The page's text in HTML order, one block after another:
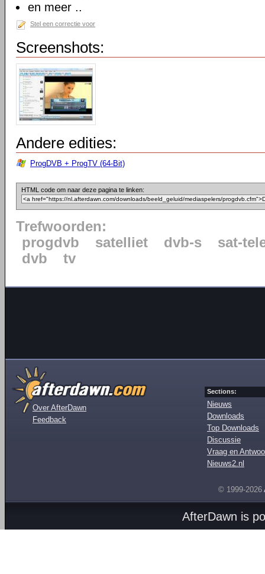
en meer ..
Stel een correctie voor
Screenshots:
Andere edities:
ProgDVB + ProgTV (64-Bit)
HTML code om naar deze pagina te linken:
Trefwoorden:
progdvb
satelliet dvb-s
sat-
dvb
tv
Over AfterDawn
Feedback
Sections:
Nieuws
Downloads
Top Downloads
Discussie
Vraag en
Nieuws2.nl
© 1999-2026
AfterDawn is